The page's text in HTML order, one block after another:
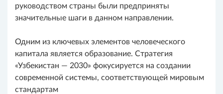
руководством страны были предприняты
значительные шаги в данном направлении.
Одним из ключевых элементов человеческого
капитала является образование. Стратегия
«Узбекистан — 2030» фокусируется на создании
современной системы, соответствующей мировым
стандартам